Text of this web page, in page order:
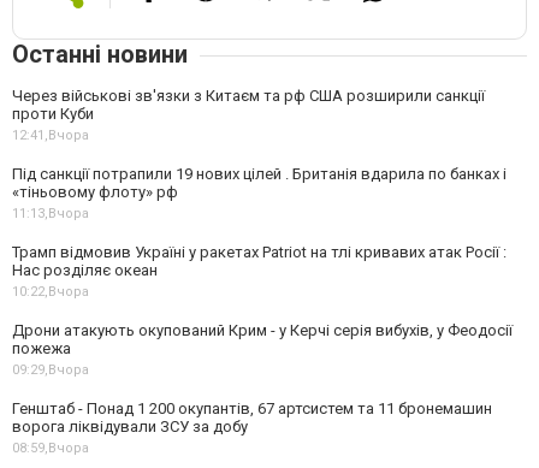
Останні новини
Через військові зв'язки з Китаєм та рф США розширили санкції
проти Куби
12:41,Вчора
Під санкції потрапили 19 нових цілей . Британія вдарила по банках і
«тіньовому флоту» рф
11:13,Вчора
Трамп відмовив Україні у ракетах Patriot на тлі кривавих атак Росії :
Нас розділяє океан
10:22,Вчора
Дрони атакують окупований Крим - у Керчі серія вибухів, у Феодосії
пожежа
09:29,Вчора
Генштаб - Понад 1 200 окупантів, 67 артсистем та 11 бронемашин
ворога ліквідували ЗСУ за добу
08:59,Вчора